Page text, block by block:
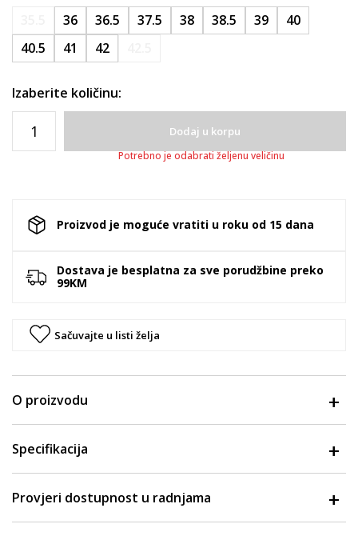
36 36.5 37.5 38 38.5 39
40
40.5
41 42
Izaberite količinu:
Dodaj u korpu
Potrebno je odabrati željenu veličinu
Proizvod je moguće vratiti u roku od 15 dana
Dostava je besplatna za sve porudžbine preko
99KM
Sačuvajte u listi želja
O proizvodu
Specifikacija
Provjeri dostupnost u radnjama